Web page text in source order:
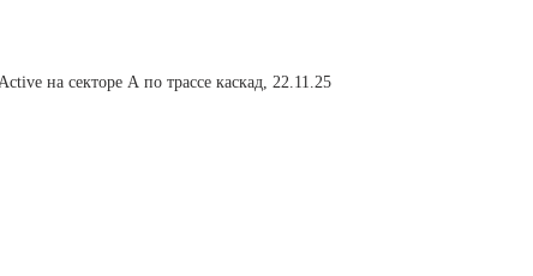
на секторе А по трассе каскад, 22.11.25